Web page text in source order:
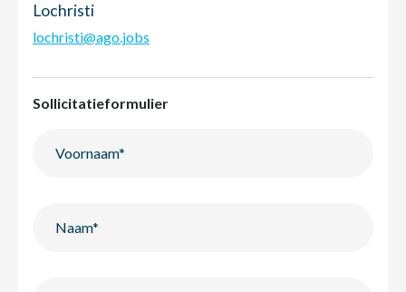
Lochristi
lochristi@ago.jobs
Sollicitatieformulier